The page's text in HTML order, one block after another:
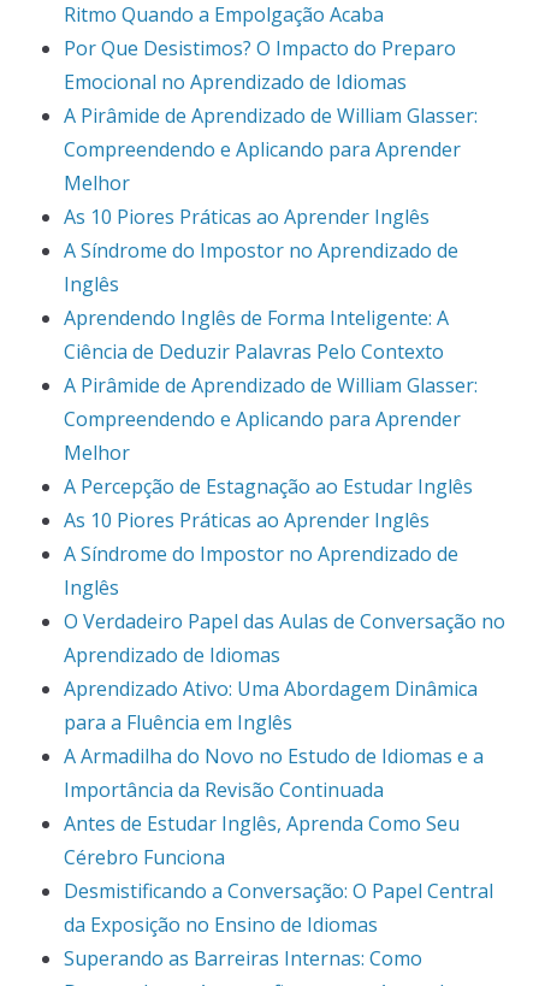
Ritmo Quando a Empolgação Acaba
Por Que Desistimos? O Impacto do Preparo
Emocional no Aprendizado de Idiomas
A Pirâmide de Aprendizado de William Glasser:
Compreendendo e Aplicando para Aprender
Melhor
As 10 Piores Práticas ao Aprender Inglês
A Síndrome do Impostor no Aprendizado de
Inglês
Aprendendo Inglês de Forma Inteligente: A
Ciência de Deduzir Palavras Pelo Contexto
A Pirâmide de Aprendizado de William Glasser:
Compreendendo e Aplicando para Aprender
Melhor
A Percepção de Estagnação ao Estudar Inglês
As 10 Piores Práticas ao Aprender Inglês
A Síndrome do Impostor no Aprendizado de
Inglês
O Verdadeiro Papel das Aulas de Conversação no
Aprendizado de Idiomas
Aprendizado Ativo: Uma Abordagem Dinâmica
para a Fluência em Inglês
A Armadilha do Novo no Estudo de Idiomas e a
Importância da Revisão Continuada
Antes de Estudar Inglês, Aprenda Como Seu
Cérebro Funciona
Desmistificando a Conversação: O Papel Central
da Exposição no Ensino de Idiomas
Superando as Barreiras Internas: Como